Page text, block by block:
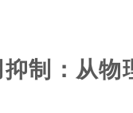
制：从物